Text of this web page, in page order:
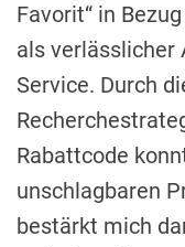
Favorit“ in
als verlässlicher
Service. Durch
Rabattcode
unschlagbaren
bestärkt mich